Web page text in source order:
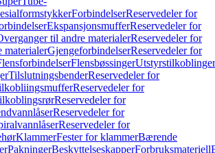
ForbindelserReservedeler for
EkspansjonsmufferReservedeler for
til andre materialerReservedeler for
materialerGjengeforbindelserReservedeler for
FlensbøssingerUtstyrstilkoblinger
TilslutningsbenderReservedeler for
Reservedeler for
Reservedeler for
Reservedeler for
Reservedeler for
KlammerFester for klammerBærende
PakningerBeskyttelseskapperForbruksmateriell